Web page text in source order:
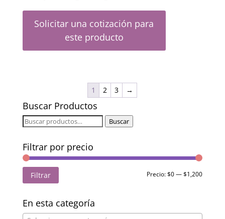
Solicitar una cotización para
este producto
1 2 3 →
Buscar Productos
Buscar
Buscar
Filtrar por precio
Precio
Precio
Filtrar Precio:$0—$1,200
En esta categoría